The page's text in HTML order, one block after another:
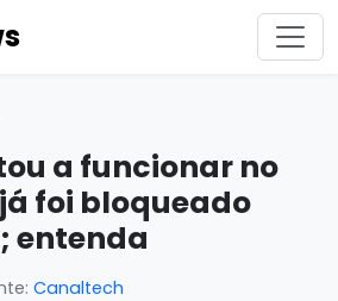
a funcionar no
foi bloqueado
entenda
Canaltech